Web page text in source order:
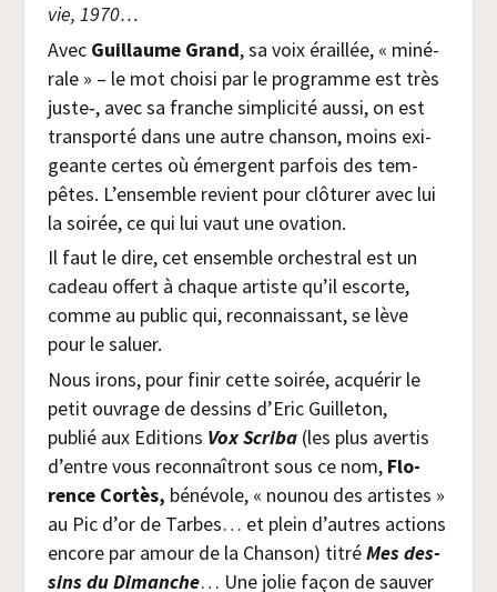
vie, 1970…
Avec Guillaume Grand, sa voix éraillée, « miné­
rale » – le mot choi­si par le pro­gramme est très
juste‑, avec sa franche sim­pli­ci­té aus­si, on est
trans­por­té dans une autre chan­son, moins exi­
geante certes où émergent par­fois des tem­
pêtes. L’ensemble revient pour clô­tu­rer avec lui
la soi­rée, ce qui lui vaut une ovation.
Il faut le dire, cet ensemble orches­tral est un
cadeau offert à chaque artiste qu’il escorte,
comme au public qui, recon­nais­sant, se lève
pour le saluer.
Nous irons, pour finir cette soi­rée, acqué­rir le
petit ouvrage de des­sins d’Eric Guille­ton,
publié aux Edi­tions Vox Scri­ba(les plus aver­tis
d’entre vous recon­naî­tront sous ce nom, Flo­
rence Cor­tès, béné­vole, « nou­nou des artistes »
au Pic d’or de Tarbes… et plein d’autres actions
encore par amour de la Chan­son) titréMes des­
sins du Dimanche… Une jolie façon de sau­ver